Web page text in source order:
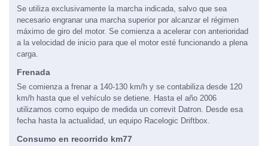
Se utiliza exclusivamente la marcha indicada, salvo que sea
necesario engranar una marcha superior por alcanzar el régimen
máximo de giro del motor. Se comienza a acelerar con anterioridad
a la velocidad de inicio para que el motor esté funcionando a plena
carga.
Frenada
Se comienza a frenar a 140-130 km/h y se contabiliza desde 120
km/h hasta que el vehículo se detiene. Hasta el año 2006
utilizamos como equipo de medida un correvit Datron. Desde esa
fecha hasta la actualidad, un equipo Racelogic Driftbox.
Consumo en recorrido km77